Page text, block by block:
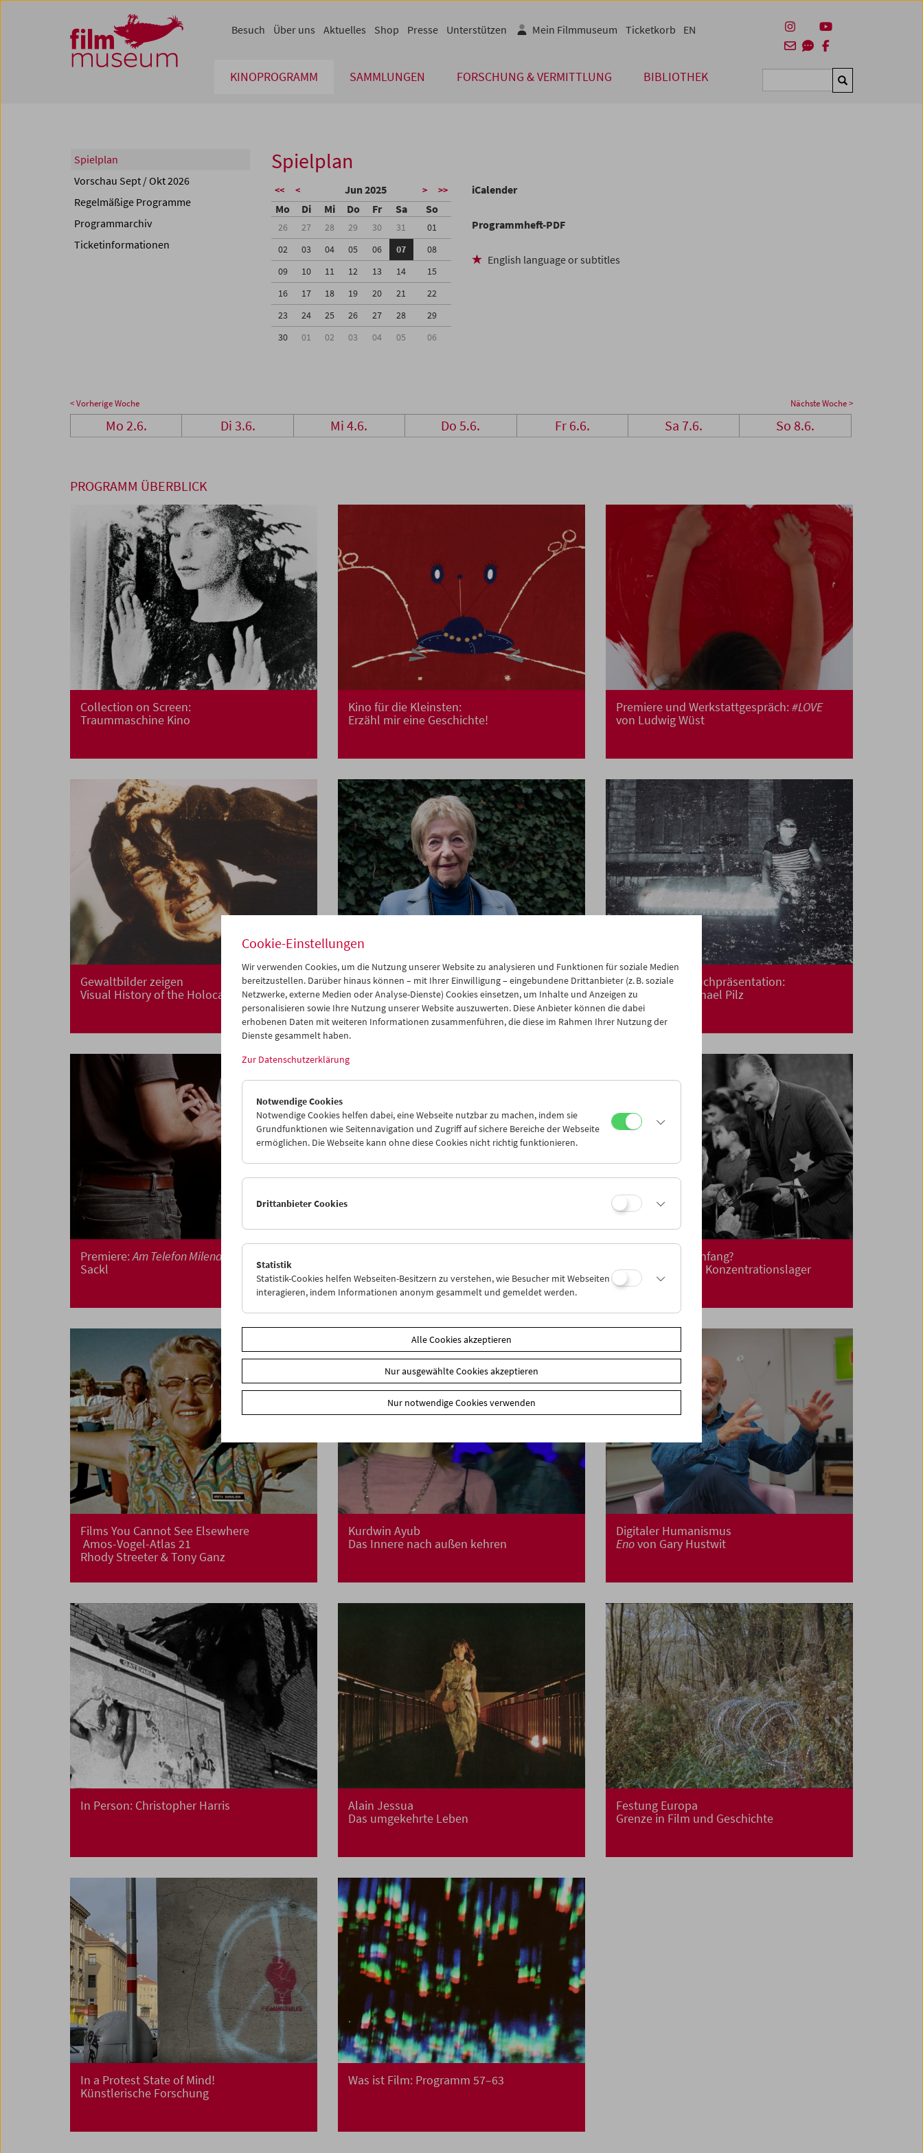
Zum Inhalt
Zum Hauptmenü
Zur Servicenavigation
Zum Suche
KINOPROGRAMM SAMMLUNGEN FORSCHUNG & VERMITTLUNG BIBLIOTHEK Suchen
Besuch Über uns Aktuelles Shop Presse Unterstützen Mein Filmmuseum Ticketkorb EN
Spielplan
Vorschau Sept / Okt 2026
Regelmäßige Programme
Programmarchiv
Ticketinformationen
Spielplan
<< < Jun 2025 > >>
Mo Di Mi Do Fr Sa So
26 27 28 29 30 31
01
02
03 04 05 06 07
08
09
10 11 12 13 14
15
16
17 18 19 20 21
22
23
24 25 26 27 28
29
30
01 02 03 04 05 06
iCalender
Programmheft-PDF
English language or subtitles
< Vorherige Woche Nächste Woche >
Mo 2.6. Di 3.6. Mi 4.6. Do 5.6. Fr 6.6. Sa 7.6. So 8.6.
PROGRAMM ÜBERBLICK
Collection on Screen:
Traummaschine Kino
Kino für die Kleinsten:
Erzähl mir eine Geschichte!
Premiere und Werkstattgespräch:#LOVE
von Ludwig Wüst
Gewaltbilder zeigen
Visual History of the Holocaust
Werkstattgespräche mit Filmpionierinnen:
Lotte Klimitschek
Premiere und Buchpräsentation:
Floating
von Michael Pilz
Premiere:Am Telefon Milena Fina
Sackl
Befreiung! Neuanfang?
Leben nach dem Konzentrationslager
Films You Cannot See Elsewhere
Amos-Vogel-Atlas 21
Rhody Streeter & Tony Ganz
Kurdwin Ayub
Das Innere nach außen kehren
Digitaler Humanismus
Enovon Gary Hustwit
In Person: Christopher Harris
Alain Jessua
Das umgekehrte Leben
Festung Europa
Grenze in Film und Geschichte
In a Protest State of Mind!
Künstlerische Forschung
Was ist Film: Programm 57–63
Cookie-Einstellungen
Wir verwenden Cookies, um die Nutzung unserer Website zu analysieren und Funktionen für soziale Medien
bereitzustellen. Darüber hinaus können – mit Ihrer Einwilligung – eingebundene Drittanbieter (z. B. soziale
Netzwerke, externe Medien oder Analyse-Dienste) Cookies einsetzen, um Inhalte und Anzeigen zu
personalisieren sowie Ihre Nutzung unserer Website auszuwerten. Diese Anbieter können die dabei
erhobenen Daten mit weiteren Informationen zusammenführen, die diese im Rahmen Ihrer Nutzung der
Dienste gesammelt haben.
Zur Datenschutzerklärung
Notwendige Cookies
Notwendige Cookies helfen dabei, eine Webseite nutzbar zu machen, indem sie
Grundfunktionen wie Seitennavigation und Zugriff auf sichere Bereiche der Webseite
ermöglichen. Die Webseite kann ohne diese Cookies nicht richtig funktionieren.
Drittanbieter Cookies
Statistik
Statistik-Cookies helfen Webseiten-Besitzern zu verstehen, wie Besucher mit Webseiten
interagieren, indem Informationen anonym gesammelt und gemeldet werden.
Alle Cookies akzeptieren
Nur ausgewählte Cookies akzeptieren
Nur notwendige Cookies verwenden